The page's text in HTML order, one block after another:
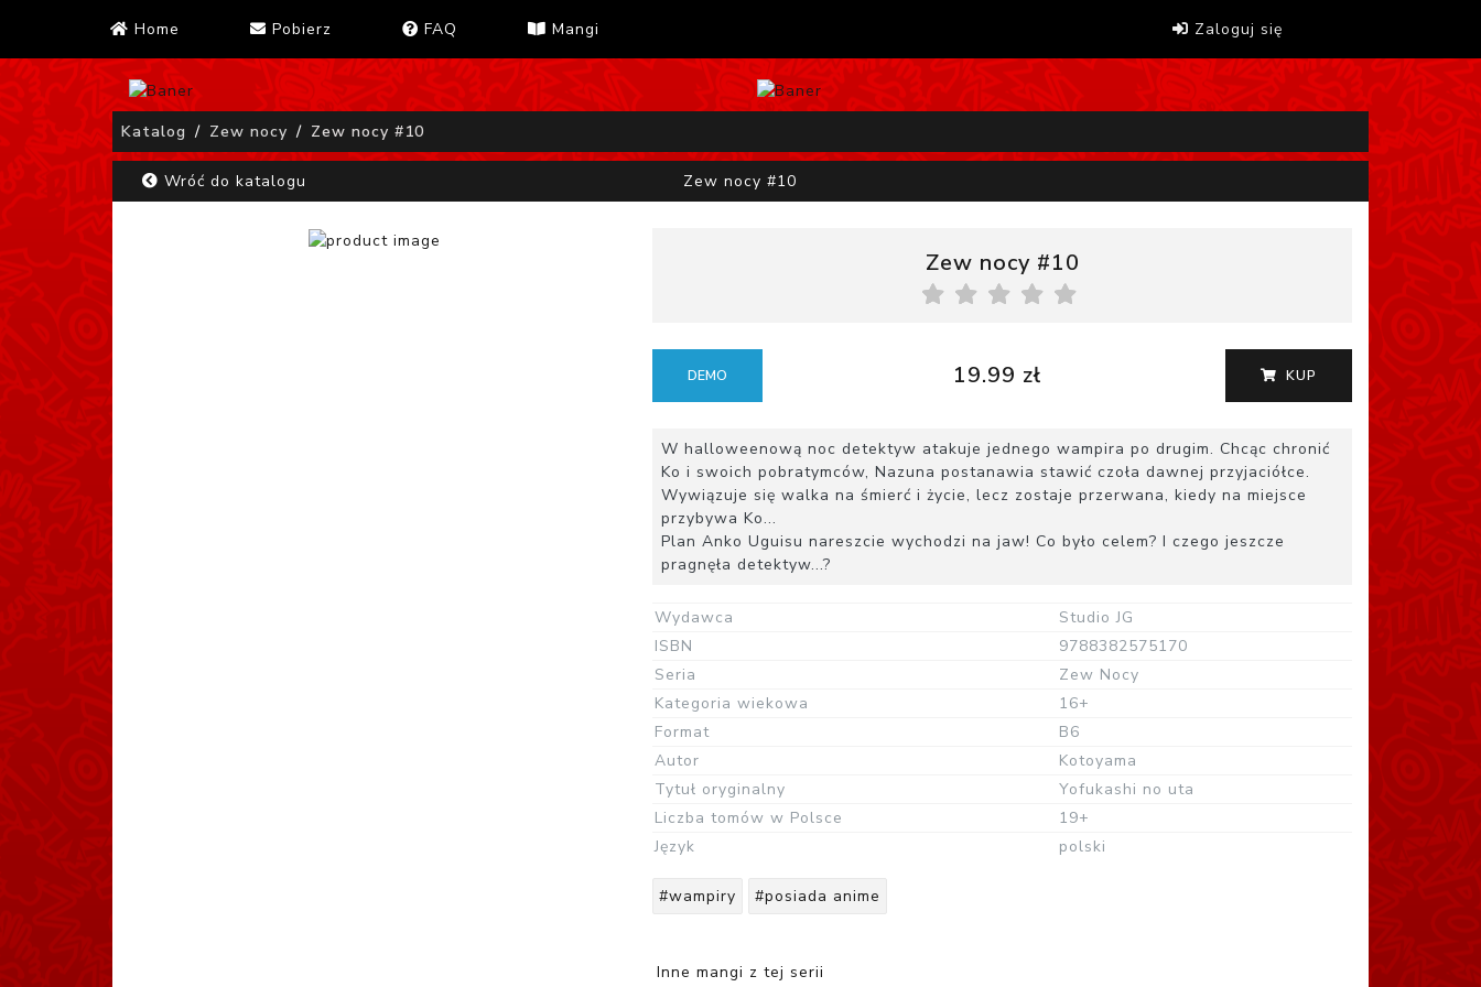
Home Pobierz FAQ Mangi Zaloguj się
Katalog Zew nocy Zew nocy #10
Wróć do katalogu Zew nocy #10
Zew nocy #10
DEMO 19.99 zł KUP
W halloweenową noc detektyw atakuje jednego wampira po drugim. Chcąc chronić
Ko i swoich pobratymców, Nazuna postanawia stawić czoła dawnej przyjaciółce.
Wywiązuje się walka na śmierć i życie, lecz zostaje przerwana, kiedy na miejsce
przybywa Ko...
Plan Anko Uguisu nareszcie wychodzi na jaw! Co było celem? I czego jeszcze
pragnęła detektyw...?
Wydawca
Studio JG
ISBN
9788382575170
Seria
Zew Nocy
Kategoria wiekowa
16+
Format
B6
Autor
Kotoyama
Tytuł oryginalny
Yofukashi no uta
Liczba tomów w Polsce
19+
Język
polski
#wampiry #posiada anime
Inne mangi z tej serii